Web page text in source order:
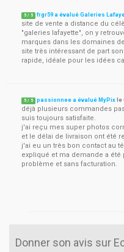
5 / 5 frgr59 a évalué Galeries
site de vente a distance du
"galeries lafayette", on y
marques dans les domaines
site très intéressant de part
rapide, idéale pour les idées
5 / 5 passionnee a évalué MyPix le
déjà plusieurs commandes
suis toujours satisfaite.
j'ai reçu mes super photos
et le délai de livraison ont été
j'ai eu un très bon contact au
expliqué et ma demande a
problème et sans facturation.
Donner son avis sur